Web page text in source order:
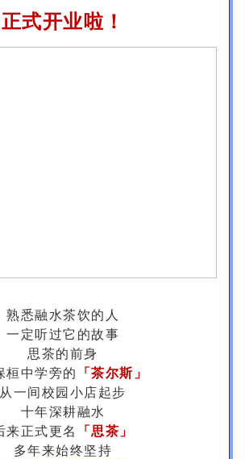
正式开业啦！
熟悉融水茶饮的人
一定听过它的故事
思茶的前身
桓中学旁的
「茶尔斯」
从一间校园小店起步
十年深耕融水
来正式更名
「思茶」
多年来始终坚持